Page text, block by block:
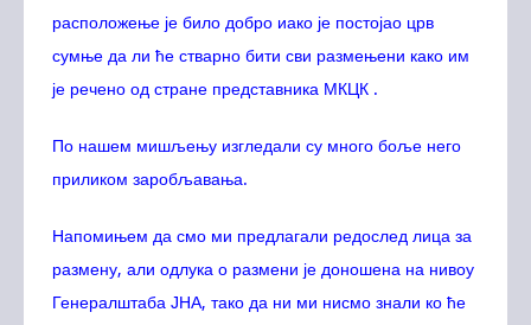
расположење је било добро иако је постојао црв
сумње да ли ће стварно бити сви размењени како им
је речено од стране представника МКЦК .
По нашем мишљењу изгледали су много боље него
приликом заробљавања.
Напомињем да смо ми предлагали редослед лица за
размену, али одлука о размени је доношена на нивоу
Генералштаба ЈНА, тако да ни ми нисмо знали ко ће